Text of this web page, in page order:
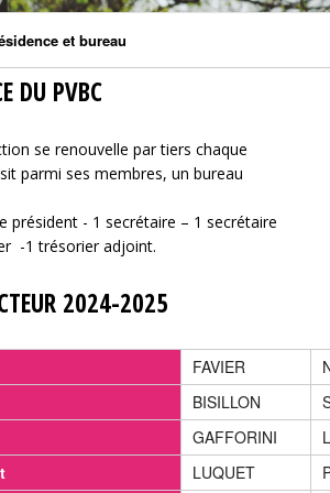
et bureau
DU PVBC
se renouvelle par tiers chaque
parmi ses membres, un bureau
président - 1 secrétaire – 1 secrétaire
-1 trésorier adjoint.
2024-2025
FAVIER
BISILLON
GAFFORINI
LUQUET